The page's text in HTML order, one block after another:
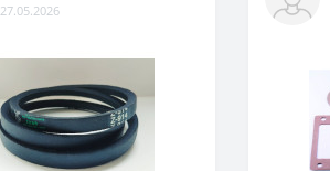
27.05.2026